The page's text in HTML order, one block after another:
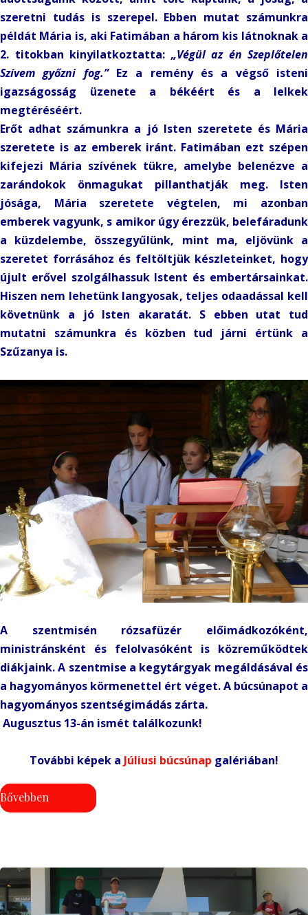
szeretni tudás is szerepel. Ebben mutat számunkra
példát Mária is, aki Fatimában a három kis látnoknak a
2. titokban kinyilatkoztatta: „Végül az én Szeplőtelen
Szívem győzni fog.”Ez a remény és a végső isteni
igazságosság üzenete a békéért és a lelkek
megtéréséért.
Erőt adhat számunkra a jó Isten szeretete és Mária
szeretete is az emberek iránt. Fatimában ezt szépen
kifejezi Mária szívének tükre, amelybe belenézve a
zarándokok önmagukat pillanthatják meg. Isten
jósága, Mária szeretete végtelen, mi azonban
emberek vagyunk, s amikor úgy érezzük, belefáradunk
a küzdelembe, összegyűlünk, mint ma, eljövünk a
szeretet forrásához és feltöltjük készleteinket, hogy
újult erővel szolgálhassuk Istent és embertársainkat.
Hiszen nem lehetünk langyosak, teljes odaadással kell
követnünk a jó Isten akaratát. S ebben utat tud
mutatni számunkra és közben tud járni értünk a
Szűzanya is.
A szentmisén rózsafüzér előimádkozóként,
ministránsként és felolvasóként is közreműködtek
diákjaink. A szentmise a kegytárgyak megáldásával és
a hagyományos körmenettel ért véget. A búcsúnapot a
hagyományos szentségimádás zárta.
Augusztus 13-án ismét találkozunk!
További képek a Júliusi búcsúnap galériában!
Bővebben